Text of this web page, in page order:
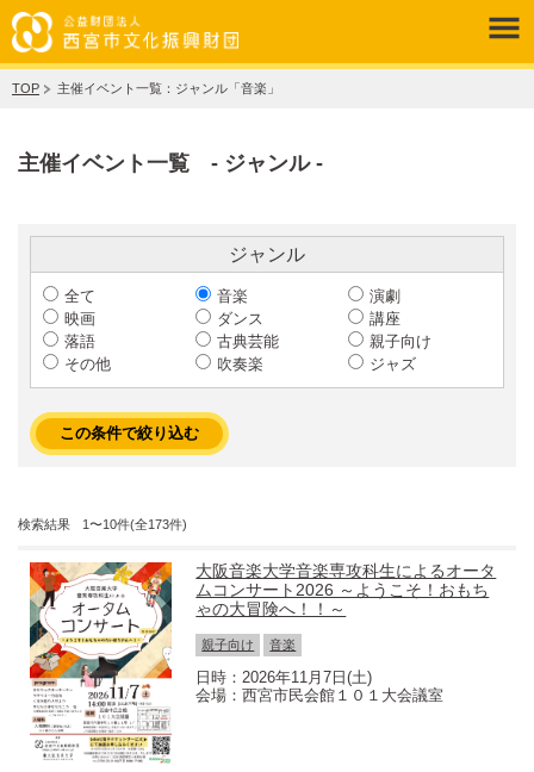
TOP 主催イベント一覧：ジャンル「音楽」
主催イベント一覧 - ジャンル -
ジャンル
全て 音楽
演劇
映画
ダンス
講座
落語
古典芸能
親子向け
その他
吹奏楽 ジャズ
検索結果 1〜10件(全173件)
大阪音楽大学音楽専攻科生によるオータ
ムコンサート2026 ～ようこそ！おもち
ゃの大冒険へ！！～
親子向け 音楽
2026年11月7日(土)
西宮市民会館１０１大会議室